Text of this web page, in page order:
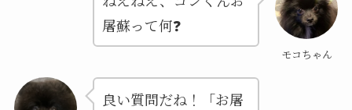
モコちゃん
屠蘇って何❓
良い質問だね！「お屠